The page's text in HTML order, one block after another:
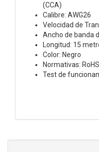
(CCA)
Calibre: AWG26
Velocidad de
Ancho de banda
Longitud: 15
Color: Negro
Normativas: RoHS
Test de